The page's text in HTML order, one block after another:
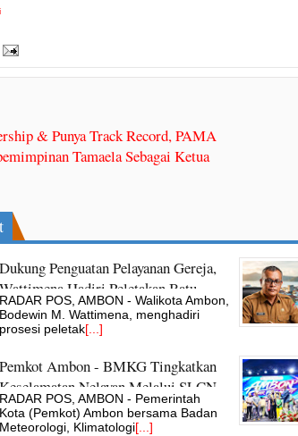
& Punya Track Record, PAMA
Tamaela Sebagai Ketua
Dukung Penguatan Pelayanan Gereja,
Wattimena Hadiri Peletakan Batu
Pertama Kantor BPD GBI
RADAR POS, AMBON - Walikota Ambon,
Bodewin M. Wattimena, menghadiri
prosesi peletak[...]
Pemkot Ambon - BMKG Tingkatkan
Keselamatan Nelayan Melalui SLCN
RADAR POS, AMBON - Pemerintah
Kota (Pemkot) Ambon bersama Badan
Meteorologi, Klimatologi[...]